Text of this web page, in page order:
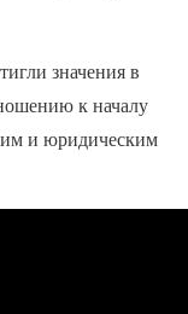
значения в
к началу
и юридическим